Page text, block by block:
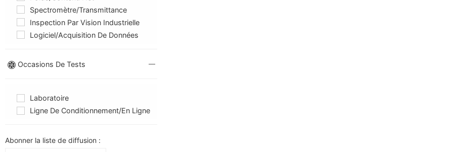
Spectromètre/Transmittance
Inspection Par Vision Industrielle
Logiciel/Acquisition De Données
Occasions De Tests
Laboratoire
Ligne De Conditionnement/en Ligne
Abonner la liste de diffusion :